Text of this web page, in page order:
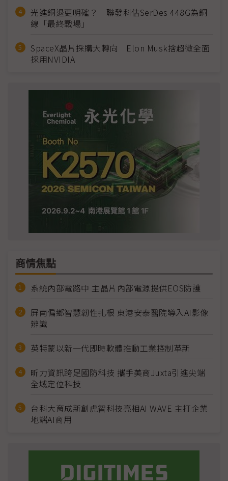
光進銅退更明確？ 聯發科估SerDes 448G為銅
線「最終戰場」
SpaceX晶片採購大轉向 Elon Musk捨超微全面
採用NVIDIA
商情焦點
系統內部電路中 主晶片內部電源提供EOS防護
屏南偏鄉智慧韌性扎根 東港安泰醫院導入AI影像
辨識
英特蒙以新一代即時軟體推動工業控制革新
昕力資訊跨足國防科技 攜手美商Juxta引進尖端
全域定位科技
台科大育成新創虎智科技亮相AI WAVE 主打企業
地端AI商用